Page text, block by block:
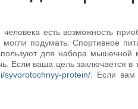
есть возможность
подумать. Спортивное
для набора мышечной
Если ваша цель заключается в
syvorotochnyy-protein/. Если вам